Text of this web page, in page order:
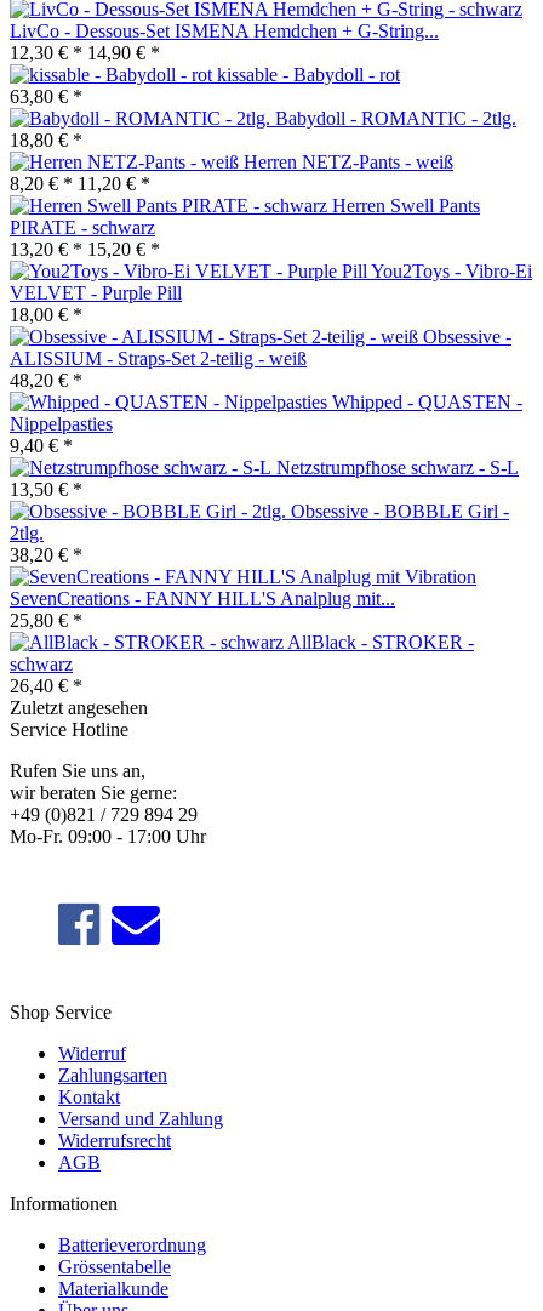
LivCo - Dessous-Set ISMENA Hemdchen + G-String...
12,30 € * 14,90 € *
kissable - Babydoll - rot
63,80 € *
Babydoll - ROMANTIC - 2tlg.
18,80 € *
Herren NETZ-Pants - weiß
8,20 € * 11,20 € *
Herren Swell Pants
PIRATE - schwarz
13,20 € * 15,20 € *
You2Toys - Vibro-Ei
VELVET - Purple Pill
18,00 € *
Obsessive -
ALISSIUM - Straps-Set 2-teilig - weiß
48,20 € *
Whipped - QUASTEN -
Nippelpasties
9,40 € *
Netzstrumpfhose schwarz - S-L
13,50 € *
Obsessive - BOBBLE Girl -
2tlg.
38,20 € *
SevenCreations - FANNY HILL'S Analplug mit...
25,80 € *
AllBlack - STROKER -
schwarz
26,40 € *
Zuletzt angesehen
Service Hotline
Rufen Sie uns an,
wir beraten Sie gerne:
+49 (0)821 / 729 894 29
Mo-Fr. 09:00 - 17:00 Uhr
Shop Service
Widerruf
Zahlungsarten
Kontakt
Versand und Zahlung
Widerrufsrecht
AGB
Informationen
Batterieverordnung
Grössentabelle
Materialkunde